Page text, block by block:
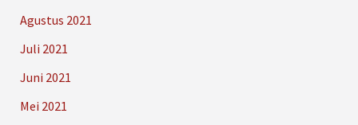
Agustus 2021
Juli 2021
Juni 2021
Mei 2021